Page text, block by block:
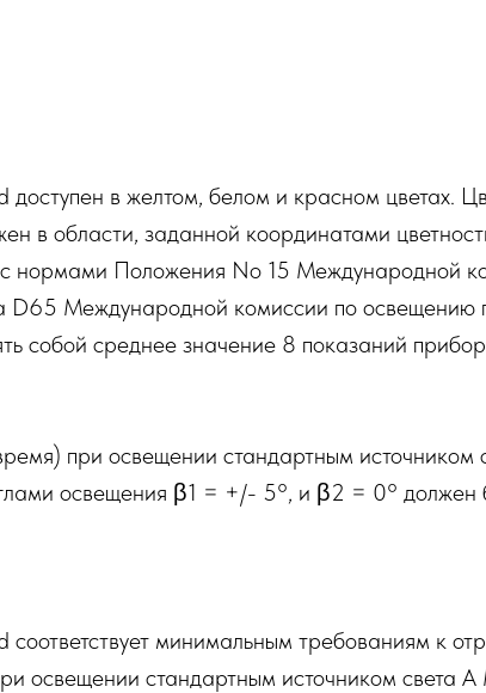
в желтом, белом и красном цветах.
в области, заданной координатами
с нормами Положения No 15 Международной
D65 Международной комиссии по
собой среднее значение 8 показаний
при освещении стандартным
освещения β1 = +/- 5°, и β2 = 0° должен
минимальным требованиям к
освещении стандартным источником света